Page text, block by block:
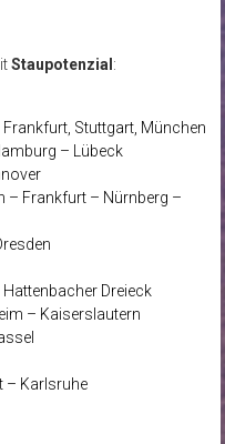
Staupotenzial :
Stuttgart, München
– Lübeck
– Frankfurt – Nürnberg –
Dreieck
– Kaiserslautern
– Karlsruhe